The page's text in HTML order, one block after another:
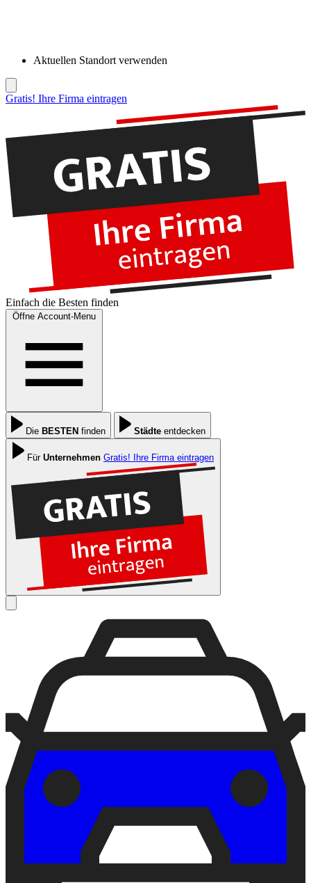
Aktuellen Standort verwenden
Gratis! Ihre Firma eintragen
Einfach die Besten finden
Öffne Account-Menu
Die BESTEN finden Städte entdecken
Für Unternehmen Gratis! Ihre Firma eintragen